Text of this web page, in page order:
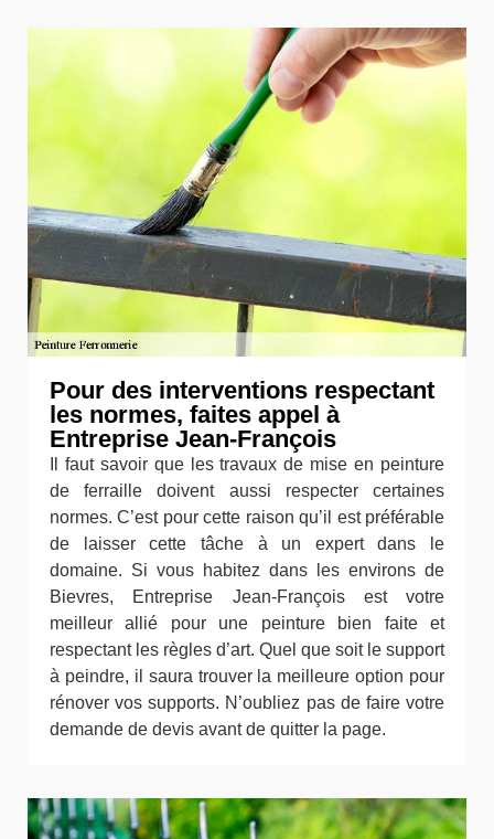
Pour des interventions respectant
les normes, faites appel à
Entreprise Jean-François
Il faut savoir que les travaux de mise en peinture
de ferraille doivent aussi respecter certaines
normes. C’est pour cette raison qu’il est préférable
de laisser cette tâche à un expert dans le
domaine. Si vous habitez dans les environs de
Bievres, Entreprise Jean-François est votre
meilleur allié pour une peinture bien faite et
respectant les règles d’art. Quel que soit le support
à peindre, il saura trouver la meilleure option pour
rénover vos supports. N’oubliez pas de faire votre
demande de devis avant de quitter la page.